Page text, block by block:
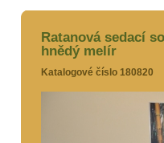
Ratanová sedací
hnědý melír
Katalogové číslo 180820